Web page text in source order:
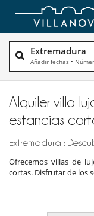
Extremadura
Añadir fechas •
Alquiler villa
estancias
Extremadura :
Ofrecemos villas de
cortas. Disfrutar de los